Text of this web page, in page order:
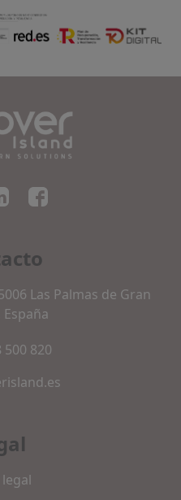
Las Palmas de Gran
España
500 820